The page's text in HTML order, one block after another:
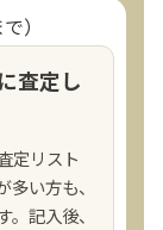
）
査定し
定リスト
多い方も、
記入後、